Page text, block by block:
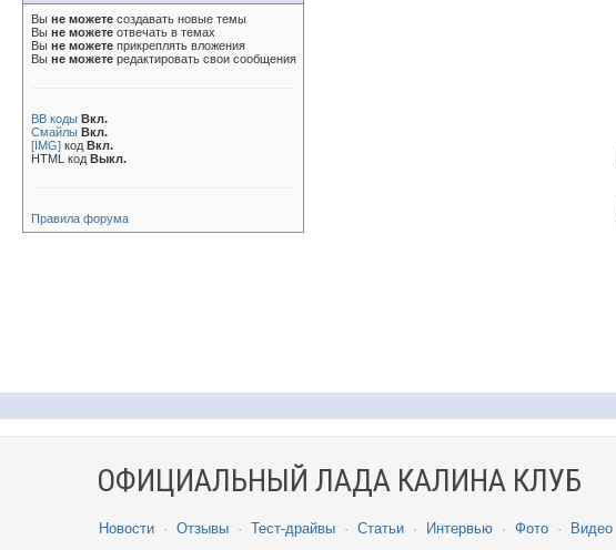
Вы не можете создавать новые темы
Вы не можете отвечать в темах
Вы не можете прикреплять вложения
Вы не можете редактировать свои сообщения
BB коды Вкл.
Смайлы Вкл.
[IMG] код Вкл.
HTML код Выкл.
Правила форума
ОФИЦИАЛЬНЫЙ ЛАДА КАЛИНА КЛУБ
Новости · Отзывы · Тест-драйвы · Статьи · Интервью · Фото · Видео